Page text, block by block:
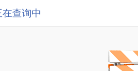
在查询中